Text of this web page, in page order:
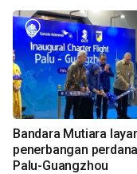
Bandara Mutiara
penerbangan
Palu-Guangzhou